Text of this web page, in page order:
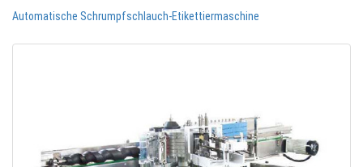
Automatische Schrumpfschlauch-Etikettiermaschine